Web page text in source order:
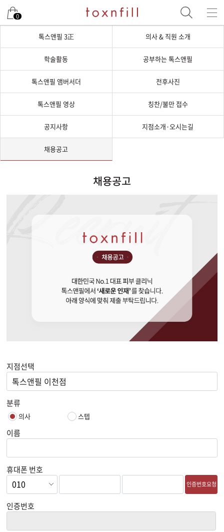
0
톡스앤필 3正 의사 & 직원 소개
학술활동 공부하는 톡스앤필
톡스앤필 앰버서더 전후사진
톡스앤필 영상 칭찬/불만 접수
공지사항 지점소개·오시는길
채용공고
채용공고
지점선택
톡스앤필 이천점
분류
의사 스텝
이름
휴대폰 번호
인증번호요청
인증번호